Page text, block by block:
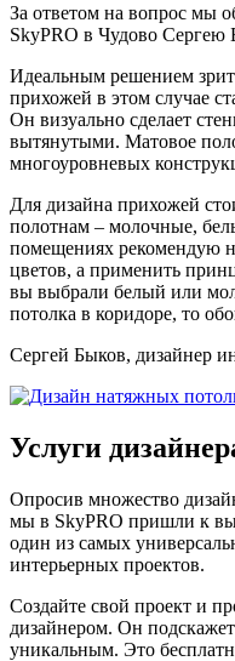
За ответом на вопрос мы
SkyPRO в Чудово Сергею
Идеальным решением
прихожей в этом случае
Он визуально сделает
вытянутыми. Матовое
многоуровневых
Для дизайна прихожей
полотнам – молочные,
помещениях рекомендую
цветов, а применить
вы выбрали белый или
потолка в коридоре, то
Сергей Быков, дизайнер
Услуги
Опросив множество
мы в SkyPRO пришли к
один из самых
интерьерных проектов.
Создайте свой проект и
дизайнером. Он
уникальным. Это